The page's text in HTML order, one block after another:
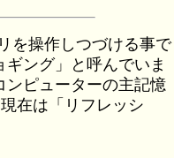
を操作しつづける事で
ング」と呼んでいま
ンピューターの主記憶
在は「リフレッシ